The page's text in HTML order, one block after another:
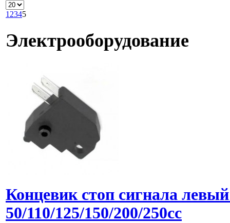
1 2345
Электрооборудование
Концевик стоп сигнала
50/110/125/150/200/250cc